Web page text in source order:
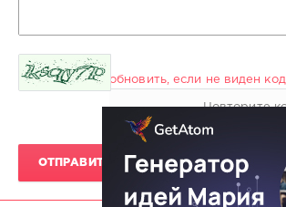
обновить, если не виден код
ОТПРАВИТЬ КОММЕНТАРИЙ